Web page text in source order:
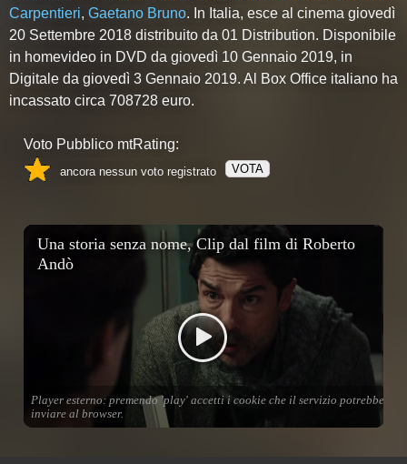
Carpentieri, Gaetano Bruno. In Italia, esce al cinema giovedì
20 Settembre 2018 distribuito da 01 Distribution. Disponibile
in homevideo in DVD da giovedì 10 Gennaio 2019, in
Digitale da giovedì 3 Gennaio 2019. Al Box Office italiano ha
incassato circa 708728 euro.
Voto Pubblico mtRating:
ancora nessun voto registrato VOTA